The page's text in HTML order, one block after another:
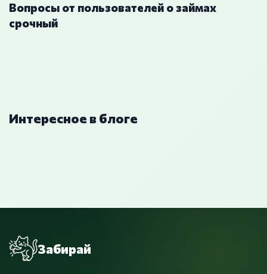
Вопросы от пользователей о займах
срочный
Интересное в блоге
Забирай